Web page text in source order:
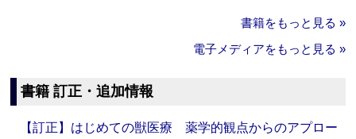
書籍をもっと見る »
電子メディアをもっと見る »
書籍 訂正・追加情報
【訂正】はじめての獣医療 薬学的観点からのアプロー